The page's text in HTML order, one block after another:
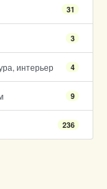
31
3
интерьер 4
9
236